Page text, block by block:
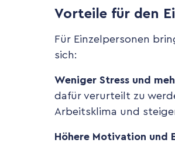
Vorteile für den
Für Einzelpersonen
sich:
Weniger Stress und
dafür verurteilt zu
Arbeitsklima und
Höhere Motivation und